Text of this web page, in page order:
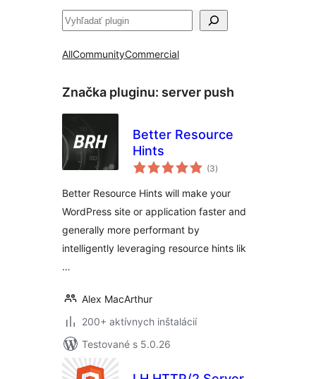
Hľadať
AllCommunityCommercial
Značka pluginu: server push
Better Resource
Hints
(3celkové
hodnotenie
)
Better Resource Hints will make your
WordPress site or application faster and
generally more performant by
intelligently leveraging resource hints lik
…
Alex MacArthur
200+ aktívnych inštalácií
Testované s 5.0.26